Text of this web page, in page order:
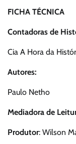
FICHA TÉCNICA
Contadoras de
Cia A Hora da
Autores:
Paulo Netho
Mediadora de
Produtor: Wilson